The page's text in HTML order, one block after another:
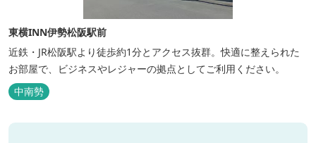
東横INN伊勢松阪駅前
近鉄・JR松阪駅より徒歩約1分とアクセス抜群。快適に整えられた
お部屋で、ビジネスやレジャーの拠点としてご利用ください。
中南勢